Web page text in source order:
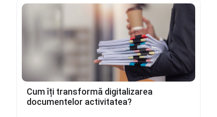
Cum îți transformă digitalizarea
documentelor activitatea?